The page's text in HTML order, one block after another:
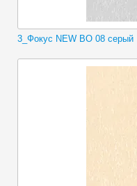
3_Фокус NEW BO 08 серый